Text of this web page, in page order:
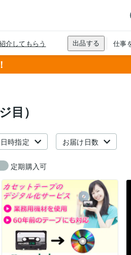
目）
日時指定 お届け日数
定期購入可